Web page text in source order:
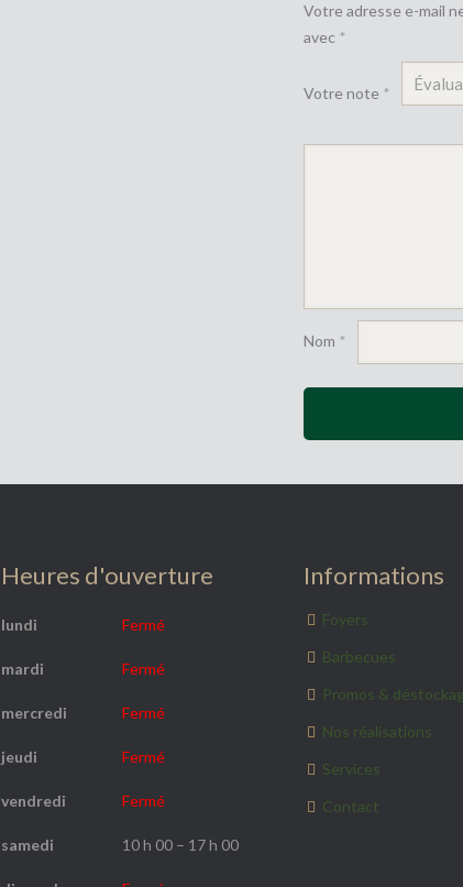
Votre adresse e-mail
avec *
Votre note *
Nom *
Heures d'ouverture
lundi Fermé
mardi Fermé
mercredi Fermé
jeudi Fermé
vendredi Fermé
samedi 10 h 00 – 17 h 00
Informations
Foyers
Barbecues
Promos &
Nos réalisations
Services
Contact